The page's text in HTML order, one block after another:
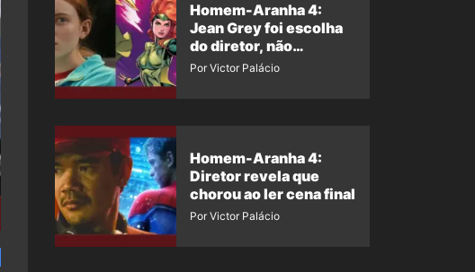
Homem-Aranha 4:
Jean Grey foi escolha
do diretor, não
imposição da Marvel
Por Victor Palácio
Homem-Aranha 4:
Diretor revela que
chorou ao ler cena final
Por Victor Palácio